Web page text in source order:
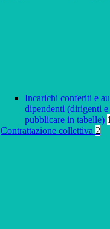
Incarichi conferiti e
dipendenti (dirigenti
pubblicare in tabelle)
Contrattazione collettiva 2